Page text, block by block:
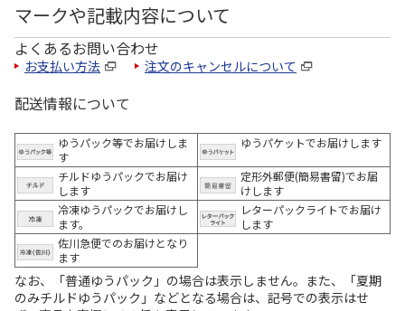
マークや記載内容について
よくあるお問い合わせ
お支払い方法 注文のキャンセルについて
配送情報について
ゆうパック等でお届けしま
す
ゆうパケットでお届けします
チルドゆうパックでお届け
します
定形外郵便(簡易書留)でお届
けします
冷凍ゆうパックでお届けし
ます。
レターパックライトでお届け
します
佐川急便でのお届けとなり
ます
なお、「普通ゆうパック」の場合は表示しません。また、「夏期
のみチルドゆうパック」などとなる場合は、記号での表示はせ